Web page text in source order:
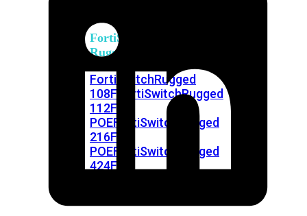
FortiSwitch
Ruggedized
FortiSwitchRugged
108F FortiSwitchRugged
112F-
POEFortiSwitchRugged
216F-
POEFortiSwitchRugged
424F-